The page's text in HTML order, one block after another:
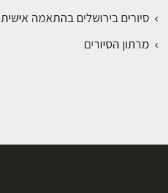
סיורים בירושלים בהתאמה אישית
מרתון הסיורים